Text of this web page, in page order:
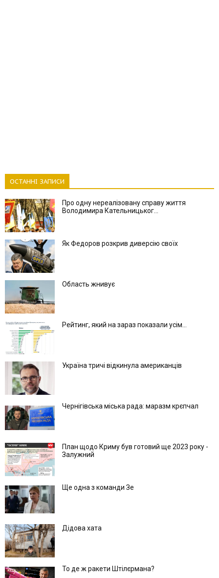
ОСТАННІ ЗАПИСИ
Про одну нереалізовану справу життя
Володимира Кательницьког...
Як Федоров розкрив диверсію своїх
Область жнивує
Рейтинг, який на зараз показали усім...
Україна тричі відкинула американців
Чернігівська міська рада: маразм крєпчал
План щодо Криму був готовий ще 2023 року -
Залужний
Ще одна з команди Зе
Дідова хата
То де ж ракети Штілєрмана?